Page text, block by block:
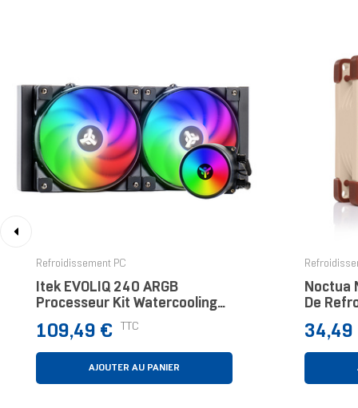
Refroidissement PC
Itek EVOLIQ 240 ARGB
Processeur Kit Watercooling
Prix
109,49 € TTC
AJOUTER AU PANIER
Noctua
De
Marron
Prix
34,49